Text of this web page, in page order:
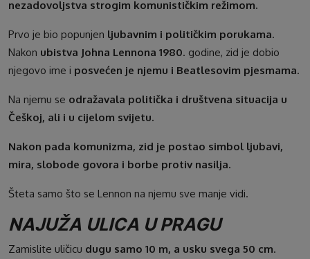
nezadovoljstva strogim komunističkim režimom.
Prvo je bio popunjen ljubavnim i političkim porukama.
Nakon ubistva Johna Lennona 1980. godine, zid je dobio
njegovo ime i posvećen je njemu i Beatlesovim pjesmama.
Na njemu se odražavala politička i društvena situacija u
Češkoj, ali i u cijelom svijetu.
Nakon pada komunizma, zid je postao simbol ljubavi,
mira, slobode govora i borbe protiv nasilja.
Šteta samo što se Lennon na njemu sve manje vidi.
NAJUŽA ULICA U PRAGU
Zamislite uličicu dugu samo 10 m, a usku svega 50 cm.